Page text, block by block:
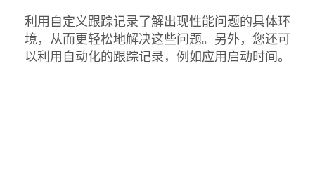
利用自定义跟踪记录了解出现性能问题的具体环
境，从而更轻松地解决这些问题。另外，您还可
以利用自动化的跟踪记录，例如应用启动时间。